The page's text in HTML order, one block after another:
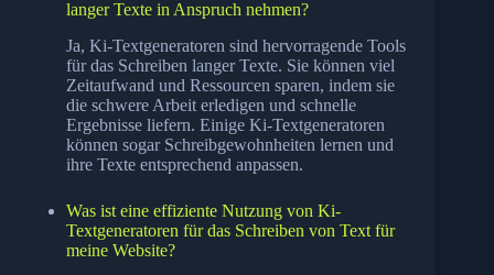
langer Texte in Anspruch nehmen?
Ja, Ki-Textgeneratoren sind hervorragende Tools
für das Schreiben langer Texte. Sie können viel
Zeitaufwand und Ressourcen sparen, indem sie
die schwere Arbeit erledigen und schnelle
Ergebnisse liefern. Einige Ki-Textgeneratoren
können sogar Schreibgewohnheiten lernen und
ihre Texte entsprechend anpassen.
Was ist eine effiziente Nutzung von Ki-
Textgeneratoren für das Schreiben von Text für
meine Website?